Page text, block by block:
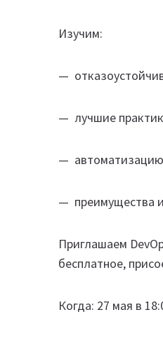
Изучим:
—
— лучшие
— автоматизацию
— преимущества
Приглашаем
бесплатное,
Когда: 27 мая в